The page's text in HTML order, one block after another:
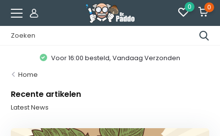
0 0
Voor 16:00 besteld, Vandaag Verzonden
Home
Recente artikelen
Latest News